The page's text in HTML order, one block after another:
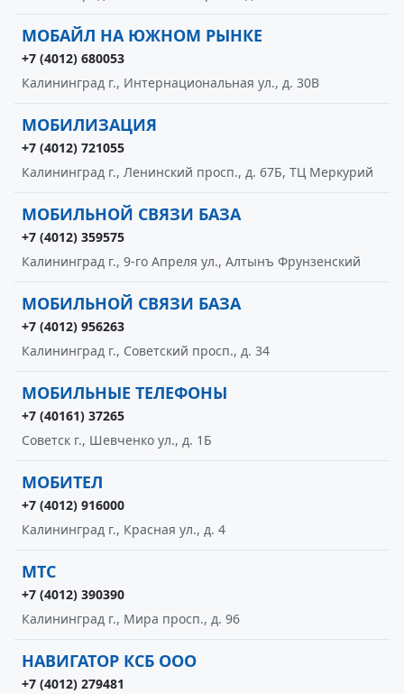
МОБАЙЛ НА ЮЖНОМ РЫНКЕ
+7 (4012) 680053
Калининград г., Интернациональная ул., д. 30В
МОБИЛИЗАЦИЯ
+7 (4012) 721055
Калининград г., Ленинский просп., д. 67Б, ТЦ Меркурий
МОБИЛЬНОЙ СВЯЗИ БАЗА
+7 (4012) 359575
Калининград г., 9-го Апреля ул., Алтынъ Фрунзенский
МОБИЛЬНОЙ СВЯЗИ БАЗА
+7 (4012) 956263
Калининград г., Советский просп., д. 34
МОБИЛЬНЫЕ ТЕЛЕФОНЫ
+7 (40161) 37265
Советск г., Шевченко ул., д. 1Б
МОБИТЕЛ
+7 (4012) 916000
Калининград г., Красная ул., д. 4
МТС
+7 (4012) 390390
Калининград г., Мира просп., д. 96
НАВИГАТОР КСБ ООО
+7 (4012) 279481